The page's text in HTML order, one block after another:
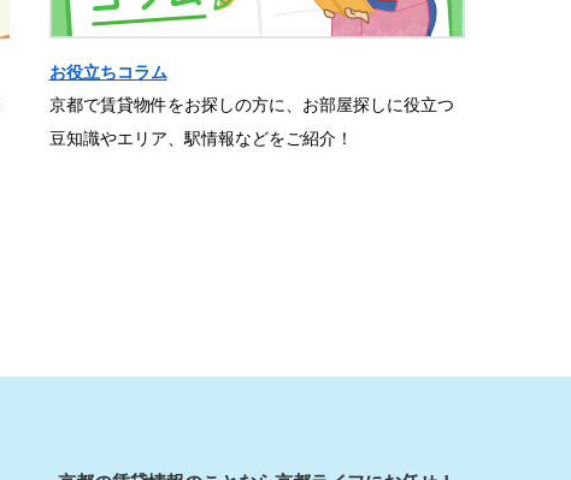
お役立ちコラム
京都で賃貸物件をお探しの方に、お部屋探しに役立つ
豆知識やエリア、駅情報などをご紹介！